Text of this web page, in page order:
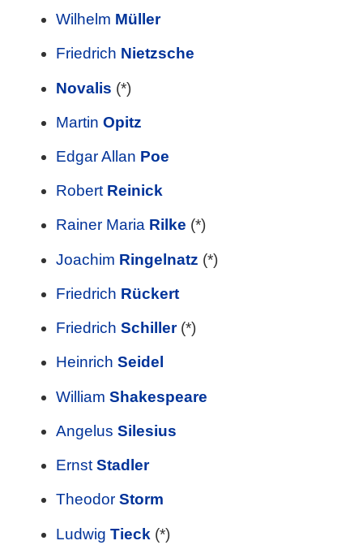
Wilhelm Müller
Friedrich Nietzsche
Novalis (*)
Martin Opitz
Edgar Allan Poe
RobertReinick
Rainer MariaRilke (*)
Joachim Ringelnatz (*)
Friedrich Rückert
Friedrich Schiller(*)
Heinrich Seidel
William Shakespeare
Angelus Silesius
ErnstStadler
TheodorStorm
Ludwig Tieck (*)